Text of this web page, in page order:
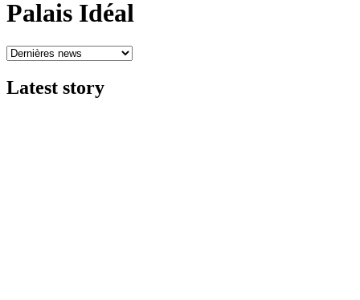
Palais Idéal
Latest story